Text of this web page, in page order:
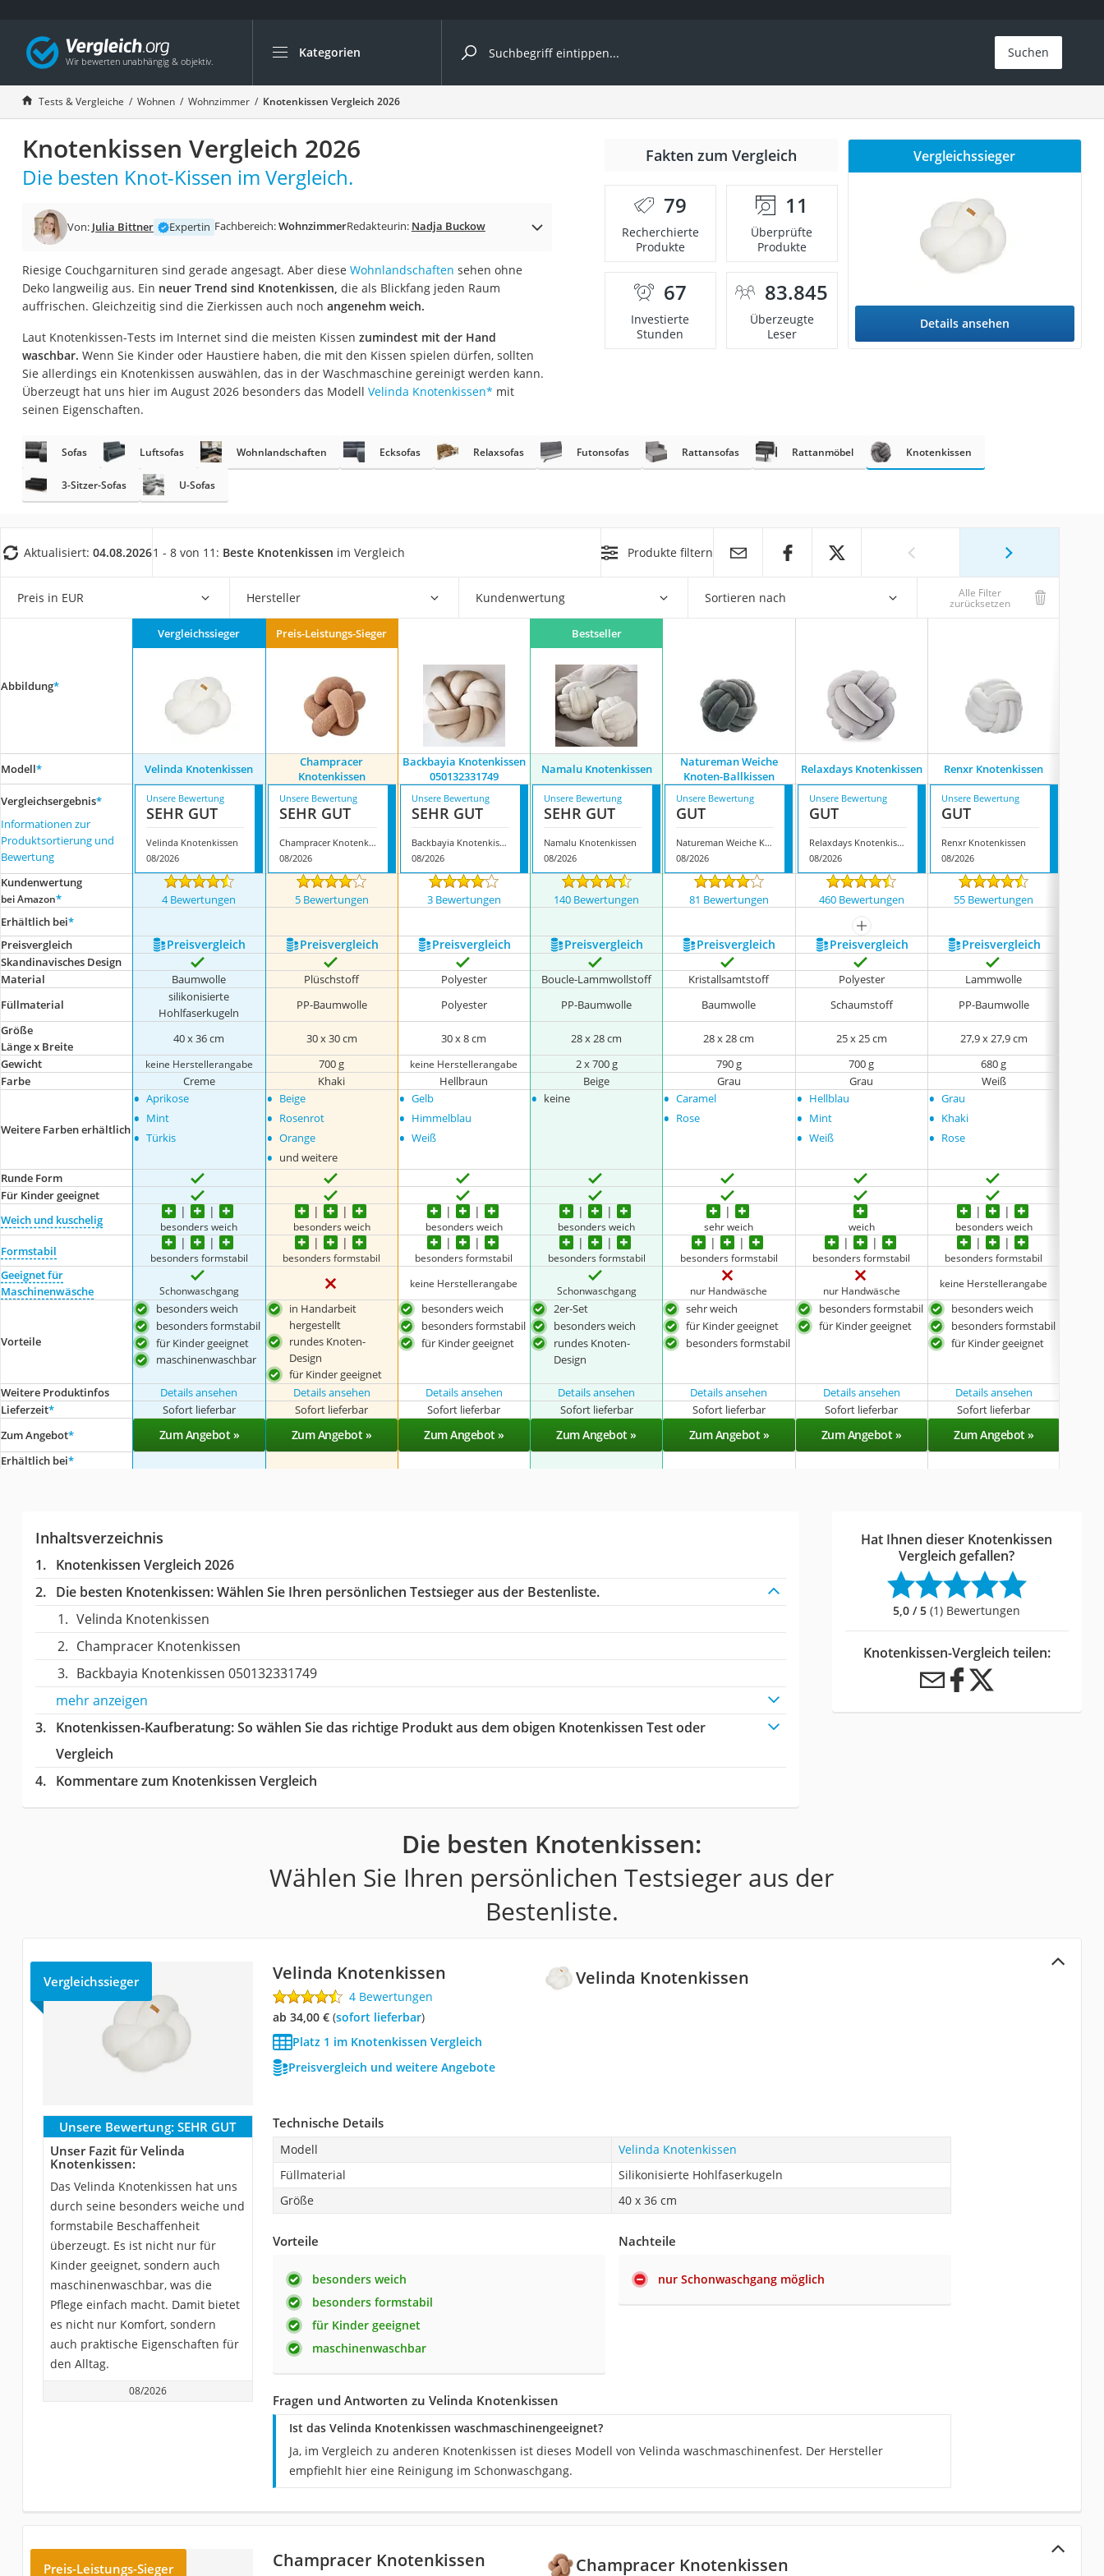
Kategorien
Die beliebtesten Vergleiche nach Kategorie
Wohnen
Matratzen-Topper
Matratzen
Konferenzlautsprecher
Tageslichtlampe
Badlüfter
Bürohocker
Außenleuchte mit Kamera
Akku-Tischlampe
Konferenzmikrofon
Aktenvernichter Sicherheitsstufe 4
Höhenverstellbarer Schreibtisch
Matratze 90 x 200 cm
Service
Suchen
Tests & Vergleiche Wohnen Wohnzimmer Knotenkissen Vergleich 2026
Knotenkissen Vergleich 2026
Die besten Knot-Kissen im Vergleich.
Von: Julia Bittner Expertin Fachbereich:WohnzimmerRedakteurin: Nadja Buckow
Riesige Couchgarnituren sind gerade angesagt. Aber diese Wohnlandschaften sehen ohne
Deko langweilig aus. Ein neuer Trend sind Knotenkissen, die als Blickfang jeden Raum
auffrischen. Gleichzeitig sind die Zierkissen auch noch angenehm weich.
Laut Knotenkissen-Tests im Internet sind die meisten Kissen zumindest mit der Hand
waschbar. Wenn Sie Kinder oder Haustiere haben, die mit den Kissen spielen dürfen, sollten
Sie allerdings ein Knotenkissen auswählen, das in der Waschmaschine gereinigt werden kann.
Überzeugt hat uns hier im August 2026 besonders das Modell Velinda Knotenkissen* mit
seinen Eigenschaften.
Fakten zum Vergleich
79
Recherchierte
Produkte
11
Überprüfte
Produkte
67
Investierte
Stunden
83.845
Überzeugte
Leser
Vergleichssieger
Details ansehen
Sofas Luftsofas Wohnlandschaften Ecksofas Relaxsofas Futonsofas Rattansofas Rattanmöbel Knotenkissen
3-Sitzer-Sofas U-Sofas
Aktualisiert: 04.08.20261 - 8 von 11: Beste Knotenkissen im Vergleich Produkte filtern
Preis in EUR Hersteller Kundenwertung Sortieren nach Alle Filter
zurücksetzen
Abbildung*
Vergleichssieger Preis-Leistungs-Sieger Bestseller
Modell* Velinda Knotenkissen
Champracer
Knotenkissen
Backbayia Knotenkissen
050132331749
Namalu Knotenkissen
Natureman Weiche
Knoten-Ballkissen
Relaxdays Knotenkissen Renxr Knotenkissen
Vergleichsergebnis*
Informationen zur
Produktsortierung und
Bewertung
Unsere Bewertung
SEHR GUT
Velinda Knotenkissen
08/2026
Unsere Bewertung
SEHR GUT
Champracer Knotenkissen
08/2026
Unsere Bewertung
SEHR GUT
Backbayia Knotenkissen 050132331749
08/2026
Unsere Bewertung
SEHR GUT
Namalu Knotenkissen
08/2026
Unsere Bewertung
GUT
Natureman Weiche Knoten-Ballkissen
08/2026
Unsere Bewertung
GUT
Relaxdays Knotenkissen
08/2026
Unsere Bewertung
GUT
Renxr Knotenkissen
08/2026
Kundenwertung
bei Amazon* 4 Bewertungen 5 Bewertungen 3 Bewertungen 140 Bewertungen 81 Bewertungen 460 Bewertungen 55 Bewertungen
Erhältlich bei*
mehr anzeigen
Preis­vergleich
Preis­vergleich Preis­vergleich Preis­vergleich Preis­vergleich Preis­vergleich Preis­vergleich Preis­vergleich
Skandinavisches Design
Material
Baumwolle Plüschstoff Polyester Boucle-Lammwollstoff Kristallsamtstoff ‎Polyester Lammwolle
Füllmaterial
silikonisierte
Hohlfaserkugeln
PP-Baumwolle Polyester PP-Baumwolle Baumwolle Schaumstoff PP-Baumwolle
Größe
Länge x Breite
40 x 36 cm 30 x 30 cm 30 x 8 cm 28 x 28 cm 28 x 28 cm ‎25 x 25 cm 27,9 x 27,9 cm
Gewicht
keine Herstellerangabe 700 g keine Herstellerangabe 2 x 700 g 790 g 700 g
‎680 g
Farbe
Creme Khaki Hellbraun Beige Grau Grau Weiß
Weitere Farben erhältlich
• Aprikose
• Mint
• Türkis
• Beige
• Rosenrot
• Orange
• und weitere
• Gelb
• Himmelblau
• Weiß
• keine • Caramel
• Rose
• Hellblau
• Mint
• Weiß
• Grau
• Khaki
• Rose
Runde Form
Für Kinder geeignet
Weich und kuschelig
besonders weich besonders weich besonders weich besonders weich sehr weich weich besonders weich
Formstabil besonders formstabil besonders formstabil besonders formstabil besonders formstabil besonders formstabil besonders formstabil besonders formstabil
Geeignet für
Maschinenwäsche
Schonwaschgang
keine Herstellerangabe
Schonwaschgang nur Handwäsche nur Handwäsche
keine Herstellerangabe
Vorteile
besonders weich
besonders formstabil
für Kinder geeignet
maschinenwaschbar
in Handarbeit
hergestellt
rundes Knoten-
Design
für Kinder geeignet
besonders weich
besonders formstabil
für Kinder geeignet
2er-Set
besonders weich
rundes Knoten-
Design
sehr weich
für Kinder geeignet
besonders formstabil
besonders formstabil
für Kinder geeignet
besonders weich
besonders formstabil
für Kinder geeignet
Weitere Produktinfos Details ansehen Details ansehen Details ansehen Details ansehen Details ansehen Details ansehen Details ansehen
Lieferzeit* Sofort lieferbar Sofort lieferbar Sofort lieferbar Sofort lieferbar Sofort lieferbar Sofort lieferbar Sofort lieferbar
Zum Angebot* Zum Angebot » Zum Angebot » Zum Angebot » Zum Angebot » Zum Angebot » Zum Angebot » Zum Angebot »
Erhältlich bei*
Inhaltsverzeichnis
Knotenkissen Vergleich 2026
Die besten Knotenkissen:Wählen Sie Ihren persönlichen Testsieger aus der Bestenliste.
Velinda Knotenkissen
Champracer Knotenkissen
Backbayia Knotenkissen 050132331749
mehr anzeigen
Knotenkissen-Kaufberatung: So wählen Sie das richtige Produkt aus dem obigen Knotenkissen Test oder
Vergleich
Kommentare zum Knotenkissen Vergleich
Hat Ihnen dieser Knotenkissen
Vergleich gefallen?
5,0 / 5 (1) Bewertungen
Knotenkissen-Vergleich teilen:
Die besten Knotenkissen:
Wählen Sie Ihren persönlichen Testsieger aus der
Bestenliste.
Velinda Knotenkissen
Vergleichssieger Velinda Knotenkissen
4 Bewertungen
ab 34,00 €( Sofort lieferbar)
Platz 1 im Knotenkissen Vergleich
Preisvergleich und weitere Angebote
Unsere Bewertung: SEHR GUT
Unser Fazit für Velinda
Knotenkissen:
Das Velinda Knotenkissen hat uns
durch seine besonders weiche und
formstabile Beschaffenheit
überzeugt. Es ist nicht nur für
Kinder geeignet, sondern auch
maschinenwaschbar, was die
Pflege einfach macht. Damit bietet
es nicht nur Komfort, sondern
auch praktische Eigenschaften für
den Alltag.
08/2026
Technische Details
Modell
Velinda Knotenkissen
Füllmaterial
Silikonisierte Hohlfaserkugeln
Größe
40 x 36 cm
Vorteile
besonders weich
besonders formstabil
für Kinder geeignet
maschinenwaschbar
Nachteile
nur Schonwaschgang möglich
Fragen und Antworten zu Velinda Knotenkissen
Ist das Velinda Knotenkissen waschmaschinengeeignet?
Ja, im Vergleich zu anderen Knotenkissen ist dieses Modell von Velinda waschmaschinenfest. Der Hersteller
empfiehlt hier eine Reinigung im Schonwaschgang.
Champracer Knotenkissen
Preis-Leistungs-Sieger Champracer Knotenkissen